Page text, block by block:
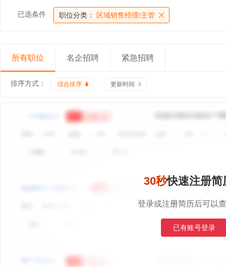
已选条件 职位分类： 区域销售经理/主管
所有职位 名企招聘 紧急招聘
排序方式： 综合排序 更新时间
30秒快速注册简
登录或注册简历后可以
已有账号登录